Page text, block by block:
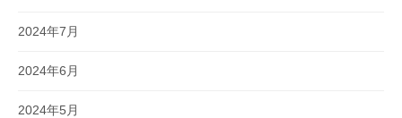
2024年7月
2024年6月
2024年5月